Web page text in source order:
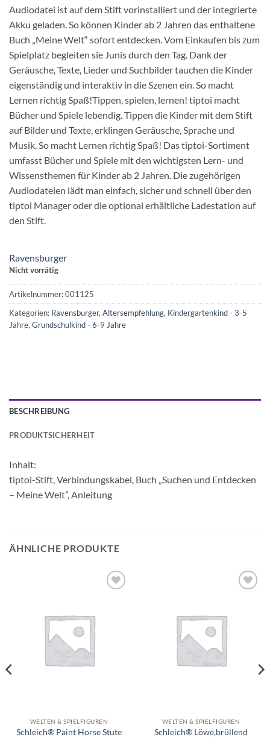
Audiodatei ist auf dem Stift vorinstalliert und der integrierte
Akku geladen. So können Kinder ab 2 Jahren das enthaltene
Buch „Meine Welt“ sofort entdecken. Vom Einkaufen bis zum
Spielplatz begleiten sie Junis durch den Tag. Dank der
Geräusche, Texte, Lieder und Suchbilder tauchen die Kinder
eigenständig und interaktiv in die Szenen ein. So macht
Lernen richtig Spaß!Tippen, spielen, lernen! tiptoi macht
Bücher und Spiele lebendig. Tippen die Kinder mit dem Stift
auf Bilder und Texte, erklingen Geräusche, Sprache und
Musik. So macht Lernen richtig Spaß! Das tiptoi-Sortiment
umfasst Bücher und Spiele mit den wichtigsten Lern- und
Wissensthemen für Kinder ab 2 Jahren. Die zugehörigen
Audiodateien lädt man einfach, sicher und schnell über den
tiptoi Manager oder die optional erhältliche Ladestation auf
den Stift.
Ravensburger
Nicht vorrätig
Artikelnummer:001125
Kategorien: Ravensburger,Altersempfehlung, Kindergartenkind - 3-5
Jahre,Grundschulkind - 6-9 Jahre
BESCHREIBUNG
PRODUKTSICHERHEIT
Inhalt:
tiptoi-Stift, Verbindungskabel, Buch „Suchen und Entdecken
– Meine Welt”, Anleitung
ÄHNLICHE PRODUKTE
WELTEN & SPIELFIGUREN
Schleich® Paint Horse Stute
WELTEN & SPIELFIGUREN
Schleich® Löwe,brüllend